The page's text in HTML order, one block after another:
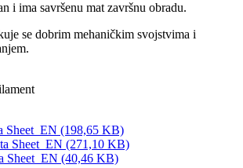
i ima savršenu mat završnu obradu.
se dobrim mehaničkim svojstvima i
Sheet_EN (198,65 KB)
Sheet_EN (271,10 KB)
Sheet_EN (40,46 KB)